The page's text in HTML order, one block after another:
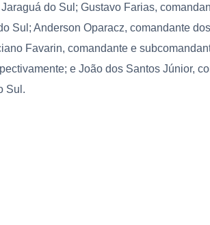
do Sul; Gustavo Farias,
Sul; Anderson Oparacz, comandante
Favarin, comandante e
e João dos Santos Júnior,
Sul.